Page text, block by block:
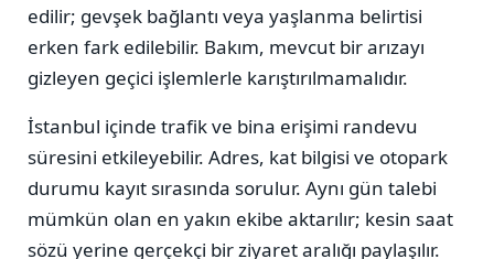
edilir; gevşek bağlantı veya yaşlanma belirtisi
erken fark edilebilir. Bakım, mevcut bir arızayı
gizleyen geçici işlemlerle karıştırılmamalıdır.
İstanbul içinde trafik ve bina erişimi randevu
süresini etkileyebilir. Adres, kat bilgisi ve otopark
durumu kayıt sırasında sorulur. Aynı gün talebi
mümkün olan en yakın ekibe aktarılır; kesin saat
sözü yerine gerçekçi bir ziyaret aralığı paylaşılır.